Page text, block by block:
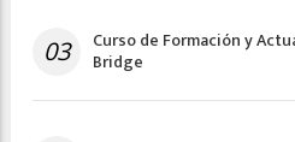
03 Curso de Formación y
Bridge